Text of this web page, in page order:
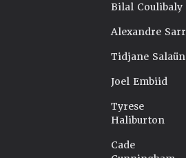
Bilal Coulibaly
Alexandre Sarr
Tidjane Salaün
Joel Embiid
Tyrese
Haliburton
Cade